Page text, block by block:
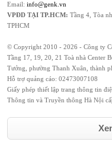
Email: info@genk.vn
VPĐD TẠI TP.HCM: Tầng 4, Tòa
TPHCM
© Copyright 2010 - 2026 - Công ty
Tầng 17, 19, 20, 21 Toà nhà Center
Tưởng, phường Thanh Xuân, thành
Hỗ trợ quảng cáo: 02473007108
Giấy phép thiết lập trang thông tin
Thông tin và Truyền thông Hà Nội